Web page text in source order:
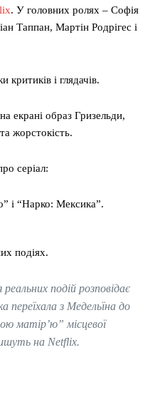
. У головних ролях – Софія
Таппан, Мартін Родрігес і
критиків і глядачів.
екрані образ Гризельди,
жорстокість.
серіал:
і “Нарко: Мексика”.
подіях.
подій розповідає
переїхала з Медельїна до
матір’ю” місцевої
на Netflix.